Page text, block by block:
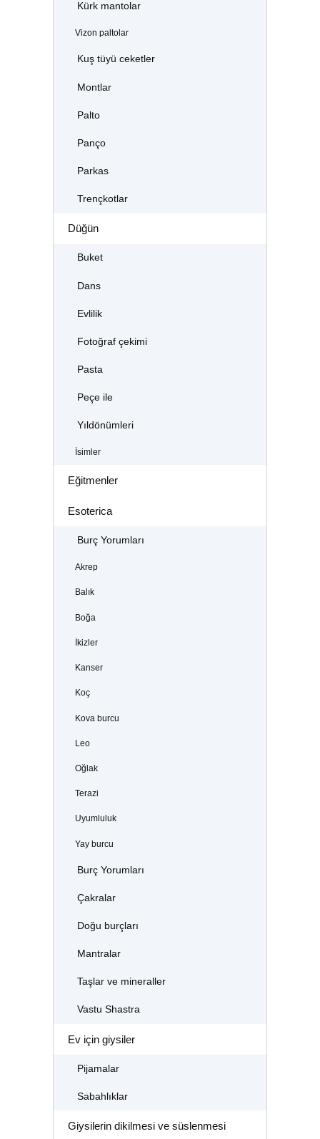
Kürk mantolar
Vizon paltolar
Kuş tüyü ceketler
Montlar
Palto
Panço
Parkas
Trençkotlar
Düğün
Buket
Dans
Evlilik
Fotoğraf çekimi
Pasta
Peçe ile
Yıldönümleri
İsimler
Eğitmenler
Esoterica
Burç Yorumları
Akrep
Balık
Boğa
İkizler
Kanser
Koç
Kova burcu
Leo
Oğlak
Terazi
Uyumluluk
Yay burcu
Burç Yorumları
Çakralar
Doğu burçları
Mantralar
Taşlar ve mineraller
Vastu Shastra
Ev için giysiler
Pijamalar
Sabahlıklar
Giysilerin dikilmesi ve süslenmesi